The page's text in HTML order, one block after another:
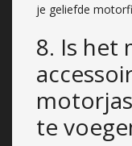
je geliefde
8. Is het
te